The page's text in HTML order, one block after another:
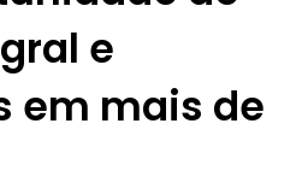
e
em mais de